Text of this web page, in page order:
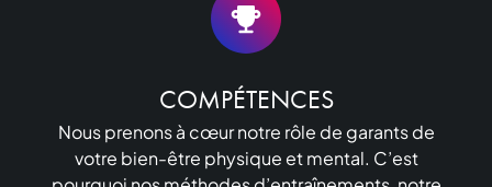
COMPÉTENCES
Nous prenons à cœur notre rôle de garants de
votre bien-être physique et mental. C’est